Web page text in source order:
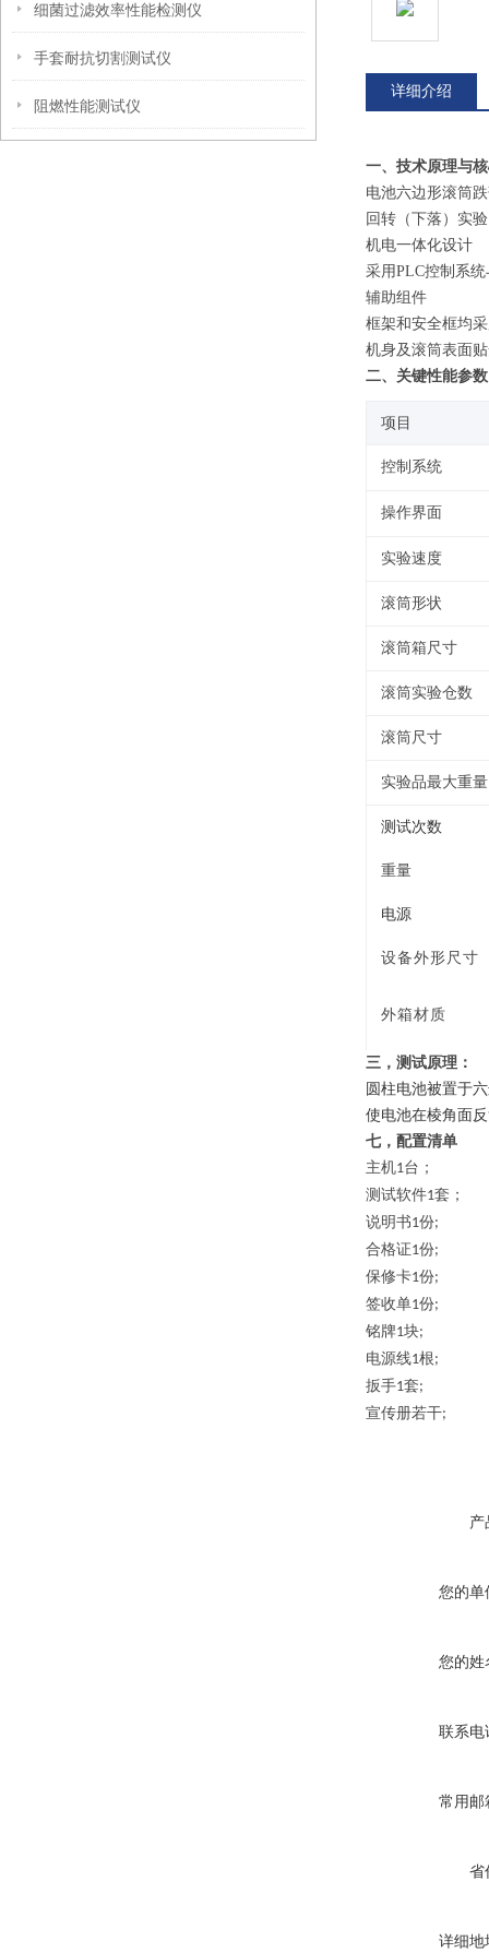
细菌过滤效率性能检测仪
手套耐抗切割测试仪
阻燃性能测试仪
详细介绍
一、技术原理与
电池六边形滚筒
回转（下落）实
机电一体化设计
采用PLC控制系
‌辅助组件‌
框架和安全框均
机身及滚筒表面
二、关键性能参数
项目
控制系统
操作界面
实验速度
滚筒形状
滚筒箱尺寸
滚筒实验仓数
滚筒尺寸
实验品最大重量
测试次数
重量
电源
设备外形尺寸
外箱材质
三， 测试原理：
圆柱电池被置于
使电池在棱角面
七，配置清单
主机1台；
测试软件1套；
说明书1份;
合格证1份;
保修卡1份;
签收单1份;
铭牌1块;
电源线1根;
扳手1套;
宣传册若干;
产
您的单
您的姓
联系电
常用邮
省
详细地